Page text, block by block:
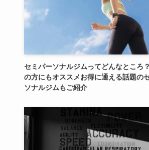
セミパーソナルジムってどんなところ
の方にもオススメお得に通える話題の
ソナルジムもご紹介